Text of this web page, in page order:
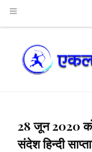
28 जून 2020
संदेश हिन्दी